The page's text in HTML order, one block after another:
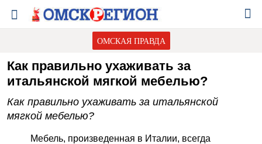
ОМСКАЯ ПРАВДА
Как правильно ухаживать за
итальянской мягкой мебелью?
Как правильно ухаживать за итальянской
мягкой мебелью?
Мебель, произведенная в Италии, всегда